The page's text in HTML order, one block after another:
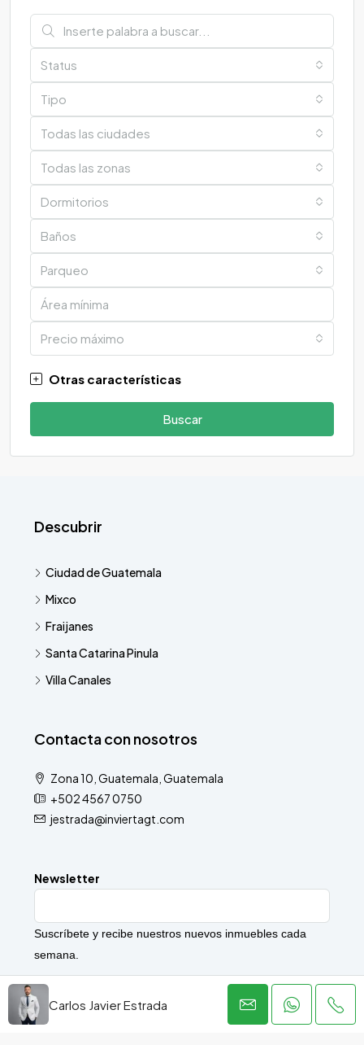
Status
Tipo
Todas las ciudades
Todas las zonas
Dormitorios
Baños
Parqueo
Precio máximo
Otras características
Buscar
Carlos Javier Estrada
Descubrir
Ciudad de Guatemala
Mixco
Fraijanes
Santa Catarina Pinula
Villa Canales
Contacta con nosotros
Zona 10, Guatemala, Guatemala
+502 4567 0750
jestrada@inviertagt.com
Newsletter
Suscríbete y recibe nuestros nuevos inmuebles cada
semana.